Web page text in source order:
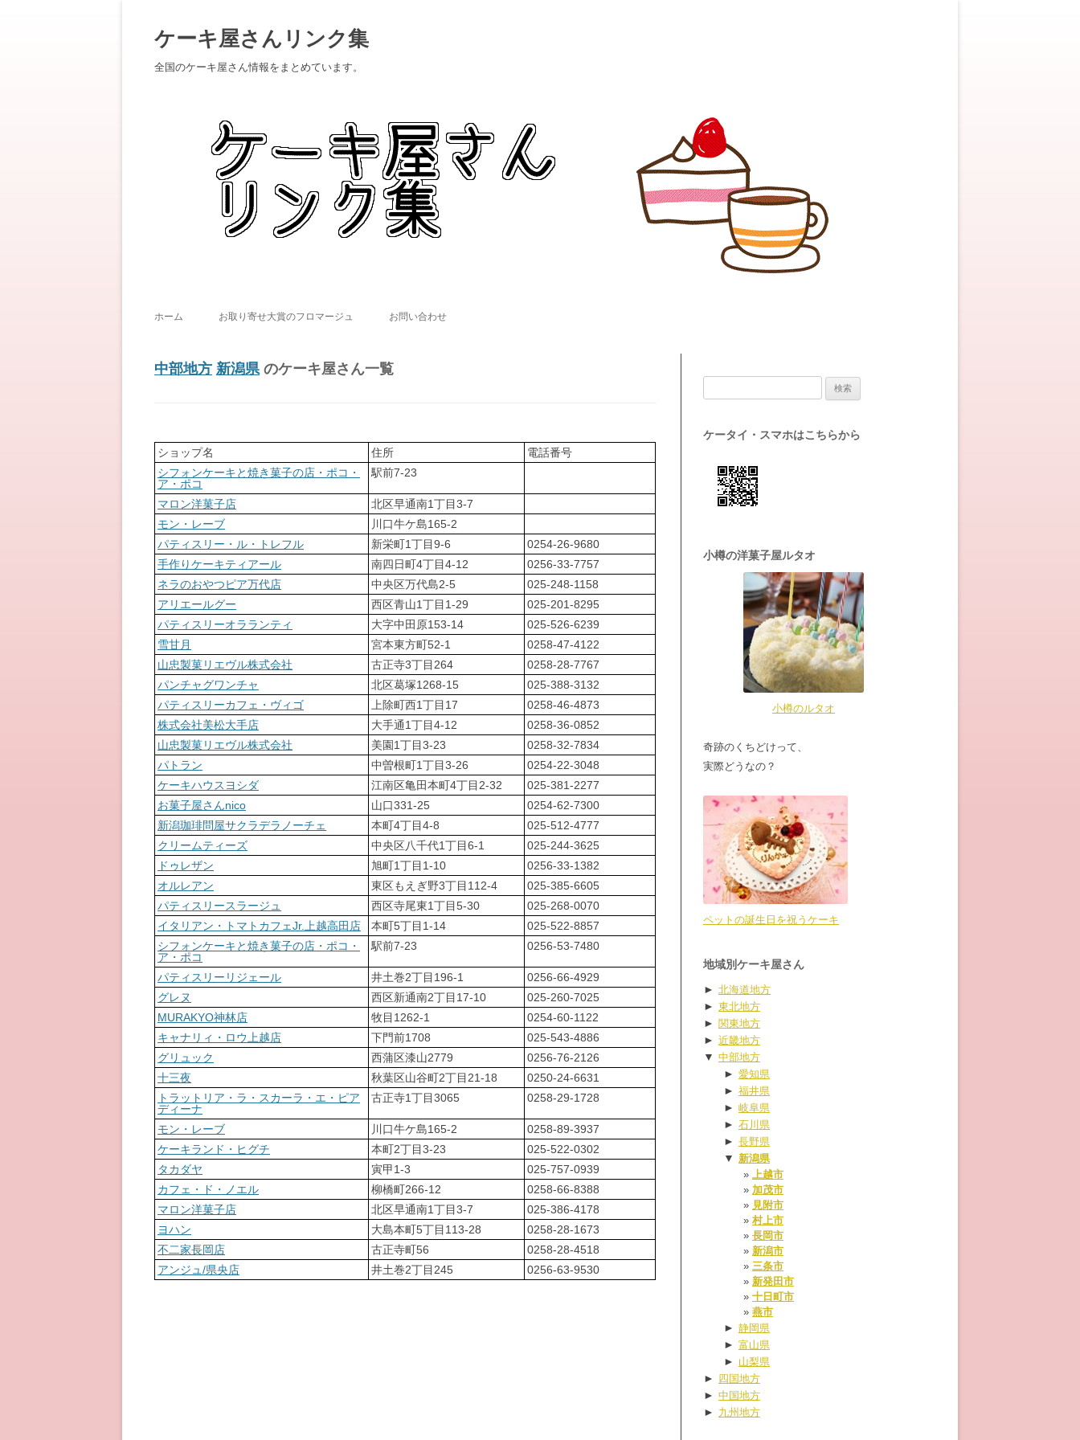
ケーキ屋さんリンク集
全国のケーキ屋さん情報をまとめています。
ホーム お取り寄せ大賞のフロマージュ お問い合わせ
中部地方 新潟県 のケーキ屋さん一覧
ショップ名 住所
電話番号
シフォンケーキと焼き菓子の店・ポコ・
ア・ポコ
駅前7-23
マロン洋菓子店
北区早通南1丁目3-7
モン・レーブ
川口牛ケ島165-2
パティスリー・ル・トレフル
新栄町1丁目9-6
0254-26-9680
手作りケーキティアール
南四日町4丁目4-12
0256-33-7757
ネラのおやつピア万代店
中央区万代島2-5
025-248-1158
アリエールグー
西区青山1丁目1-29
025-201-8295
パティスリーオラランティ
大字中田原153-14
025-526-6239
雪甘月
宮本東方町52-1
0258-47-4122
山忠製菓リエヴル株式会社
古正寺3丁目264
0258-28-7767
パンチャグワンチャ
北区葛塚1268-15
025-388-3132
パティスリーカフェ・ヴィゴ
上除町西1丁目17
0258-46-4873
株式会社美松大手店
大手通1丁目4-12
0258-36-0852
山忠製菓リエヴル株式会社
美園1丁目3-23
0258-32-7834
パトラン
中曽根町1丁目3-26
0254-22-3048
ケーキハウスヨシダ
江南区亀田本町4丁目2-32
025-381-2277
お菓子屋さんnico
山口331-25
0254-62-7300
新潟珈琲問屋サクラデラノーチェ
本町4丁目4-8
025-512-4777
クリームティーズ
中央区八千代1丁目6-1
025-244-3625
ドゥレザン
旭町1丁目1-10
0256-33-1382
オルレアン
東区もえぎ野3丁目112-4
025-385-6605
パティスリースラージュ
西区寺尾東1丁目5-30
025-268-0070
イタリアン・トマトカフェJr.上越高田店
本町5丁目1-14
025-522-8857
シフォンケーキと焼き菓子の店・ポコ・
ア・ポコ
駅前7-23 0256-53-7480
パティスリーリジェール 井土巻2丁目196-1
0256-66-4929
グレヌ
西区新通南2丁目17-10
025-260-7025
MURAKYO神林店
牧目1262-1
0254-60-1122
キャナリィ・ロウ上越店
下門前1708
025-543-4886
グリュック
西蒲区漆山2779
0256-76-2126
十三夜
秋葉区山谷町2丁目21-18
0250-24-6631
トラットリア・ラ・スカーラ・エ・ピア
ディーナ
古正寺1丁目3065 0258-29-1728
モン・レーブ 川口牛ケ島165-2
0258-89-3937
ケーキランド・ヒグチ
本町2丁目3-23
025-522-0302
タカダヤ
寅甲1-3
025-757-0939
カフェ・ド・ノエル
柳橋町266-12
0258-66-8388
マロン洋菓子店
北区早通南1丁目3-7
025-386-4178
ヨハン
大島本町5丁目113-28
0258-28-1673
不二家長岡店
古正寺町56
0258-28-4518
アンジュ/県央店
井土巻2丁目245 0256-63-9530
ケータイ・スマホはこちらから
小樽の洋菓子屋ルタオ
小樽のルタオ
奇跡のくちどけって、
実際どうなの？
ペットの誕生日を祝うケーキ
地域別ケーキ屋さん
► 北海道地方
► 東北地方
► 関東地方
► 近畿地方
▼ 中部地方
► 愛知県
► 福井県
► 岐阜県
► 石川県
► 長野県
▼ 新潟県
上越市
加茂市
見附市
村上市
長岡市
新潟市
三条市
新発田市
十日町市
燕市
► 静岡県
► 富山県
► 山梨県
► 四国地方
► 中国地方
► 九州地方